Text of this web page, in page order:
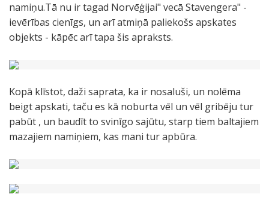
namiņu.Tā nu ir tagad Norvēģijai" vecā Stavengera" -
ievērības cienīgs, un arī atmiņā paliekošs apskates
objekts - kāpēc arī tapa šis apraksts.
Kopā klīstot, daži saprata, ka ir nosaluši, un nolēma
beigt apskati, taču es kā noburta vēl un vēl gribēju tur
pabūt , un baudīt to svinīgo sajūtu, starp tiem baltajiem
mazajiem namiņiem, kas mani tur apbūra.